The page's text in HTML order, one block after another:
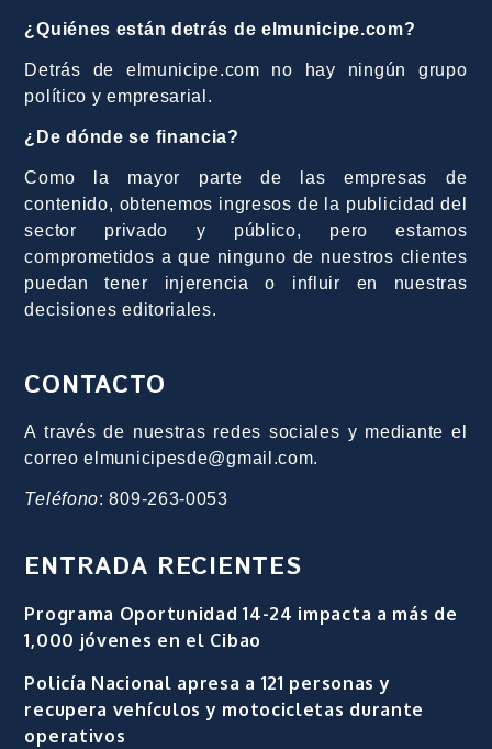
¿Quiénes están detrás de elmunicipe.com?
Detrás de elmunicipe.com no hay ningún grupo
político y empresarial.
¿De dónde se financia?
Como la mayor parte de las empresas de
contenido, obtenemos ingresos de la publicidad del
sector privado y público, pero estamos
comprometidos a que ninguno de nuestros clientes
puedan tener injerencia o influir en nuestras
decisiones editoriales.
CONTACTO
A través de nuestras redes sociales y mediante el
correo elmunicipesde@gmail.com.
Teléfono: 809-263-0053
ENTRADA RECIENTES
Programa Oportunidad 14-24 impacta a más de
1,000 jóvenes en el Cibao
Policía Nacional apresa a 121 personas y
recupera vehículos y motocicletas durante
operativos